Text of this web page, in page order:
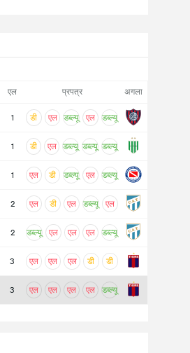
एल प्रपत्र अगला
1 डी एल डब्ल्यू एल डब्ल्यू
1 डी एल डब्ल्यू डब्ल्यू डब्ल्यू
1 एल डी डब्ल्यू एल डब्ल्यू
2 एल डी एल डब्ल्यू एल
2 डब्ल्यू एल एल एल डब्ल्यू
3 एल एल एल डी डी
3 एल एल एल एल डब्ल्यू